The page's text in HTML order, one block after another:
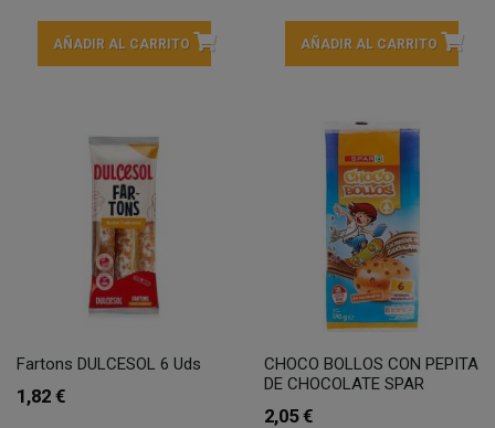
AÑADIR AL CARRITO AÑADIR AL CARRITO
Fartons DULCESOL 6 Uds
1,82 €
CHOCO BOLLOS CON PEPITA
DE CHOCOLATE SPAR
2,05 €